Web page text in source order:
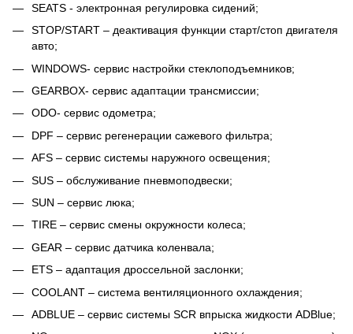
SEATS - электронная регулировка сидений;
STOP/START – деактивация функции старт/стоп двигателя
авто;
WINDOWS- сервис настройки стеклоподъемников;
GEARBOX- сервис адаптации трансмиссии;
ODO- сервис одометра;
DPF – сервис регенерации сажевого фильтра;
AFS – сервис системы наружного освещения;
SUS – обслуживание пневмоподвески;
SUN – сервис люка;
TIRE – сервис смены окружности колеса;
GEAR – сервис датчика коленвала;
ETS – адаптация дроссельной заслонки;
COOLANT – система вентиляционного охлаждения;
ADBLUE – сервис системы SCR впрыска жидкости ADBlue;